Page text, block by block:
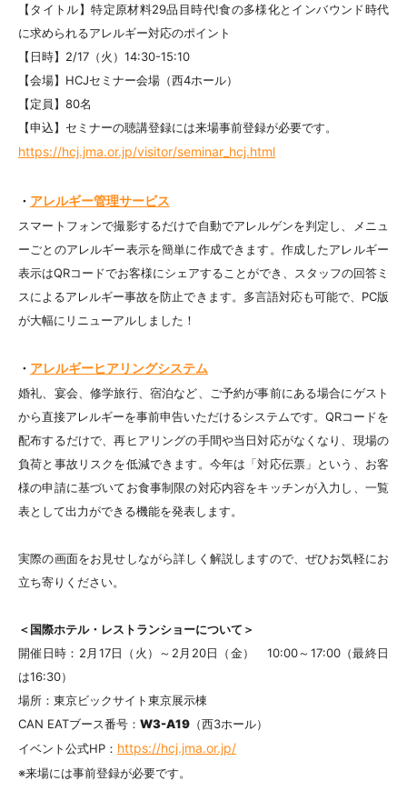
【タイトル】特定原材料29品目時代!食の多様化とインバウンド時代
に求められるアレルギー対応のポイント
【日時】2/17（火）14:30-15:10
【会場】HCJセミナー会場（西4ホール）
【定員】80名
【申込】セミナーの聴講登録には来場事前登録が必要です。
https://hcj.jma.or.jp/visitor/seminar_hcj.html
・ アレルギー管理サービス
スマートフォンで撮影するだけで自動でアレルゲンを判定し、メニュ
ーごとのアレルギー表示を簡単に作成できます。作成したアレルギー
表示はQRコードでお客様にシェアすることができ、スタッフの回答ミ
スによるアレルギー事故を防止できます。多言語対応も可能で、PC版
が大幅にリニューアルしました！
・ アレルギーヒアリングシステム
婚礼、宴会、修学旅行、宿泊など、ご予約が事前にある場合にゲスト
から直接アレルギーを事前申告いただけるシステムです。QRコードを
配布するだけで、再ヒアリングの手間や当日対応がなくなり、現場の
負荷と事故リスクを低減できます。今年は「対応伝票」という、お客
様の申請に基づいてお食事制限の対応内容をキッチンが入力し、一覧
表として出力ができる機能を発表します。
実際の画面をお見せしながら詳しく解説しますので、ぜひお気軽にお
立ち寄りください。
＜国際ホテル・レストランショーについて＞
開催日時：2月17日（火）～2月20日（金） 10:00～17:00（最終日
は16:30）
場所：東京ビックサイト東京展示棟
CAN EATブース番号： W3-A19 （西3ホール）
イベント公式HP： https://hcj.jma.or.jp/
※来場には事前登録が必要です。